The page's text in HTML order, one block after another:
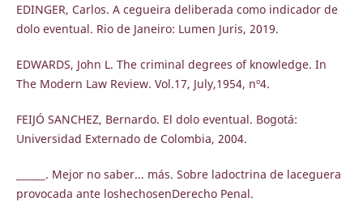
EDINGER, Carlos. A cegueira deliberada como indicador de
dolo eventual. Rio de Janeiro: Lumen Juris, 2019.
EDWARDS, John L. The criminal degrees of knowledge. In
The Modern Law Review. Vol.17, July,1954, nº4.
FEIJÓ SANCHEZ, Bernardo. El dolo eventual. Bogotá:
Universidad Externado de Colombia, 2004.
______. Mejor no saber... más. Sobre ladoctrina de laceguera
provocada ante loshechosenDerecho Penal.